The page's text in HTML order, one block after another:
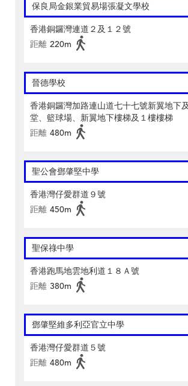
保良局金銀業貿易場張凝文學校
香港銅鑼灣連道２及１２號
距離 220m
晉德學校
香港銅鑼灣加路連山道七十七號新翼地下
堂、籃球場、新翼地下樓梯及１樓樓梯
距離 480m
聖公會鄧肇堅中學
香港灣仔愛群道９號
距離 450m
聖保祿中學
香港跑馬地雲地利道１８Ａ號
距離 380m
鄧肇堅維多利亞官立中學
香港灣仔愛群道５號
距離 480m